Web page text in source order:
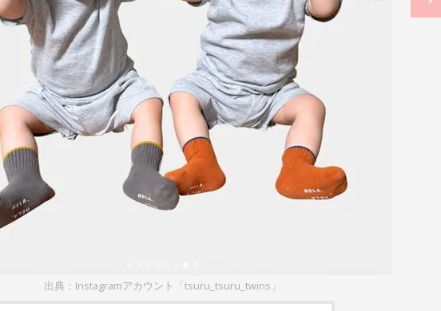
出典：Instagramアカウント「tsuru_tsuru_twins」